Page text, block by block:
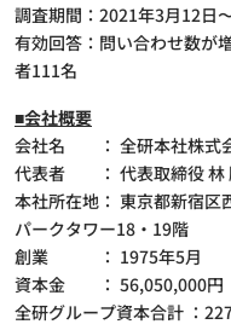
調査期間：2021年3月12日
有効回答：問い合わせ数が
者111名
■会社概要
会社名 ： 全研本社株式
代表者 ： 代表取締役 林
本社所在地： 東京都新宿
パークタワー18・19階
創業 ： 1975年5月
資本金 ： 56,050,000円
全研グループ資本合計 ：